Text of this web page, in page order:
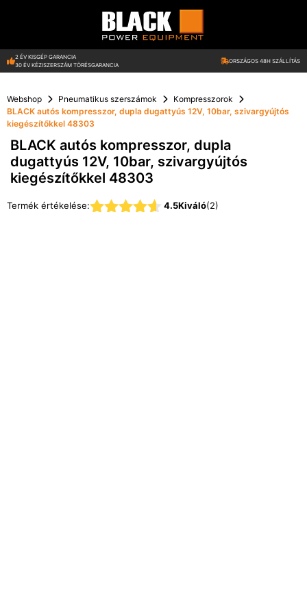
2 ÉV KISGÉP GARANCIA
30 ÉV KÉZISZERSZÁM TÖRÉSGARANCIA
ORSZÁGOS 48H SZÁLLÍTÁS
Webshop Pneumatikus szerszámok
Kompresszorok
BLACK autós kompresszor, dupla dugattyús 12V, 10bar, szivargyújtós
kiegészítőkkel 48303
BLACK autós kompresszor, dupla
dugattyús 12V, 10bar, szivargyújtós
kiegészítőkkel 48303
Termék értékelése: 4.5Kiváló(2)